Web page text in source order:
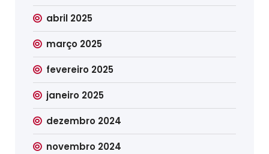
abril 2025
março 2025
fevereiro 2025
janeiro 2025
dezembro 2024
novembro 2024